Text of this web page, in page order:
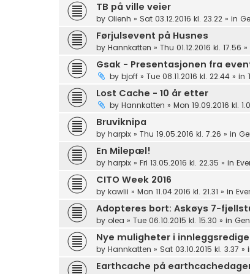
TB på ville veier
by Olienh » Sat 03.12.2016 kl. 23.22 » in
Førjulsevent på Husnes
by Hannkatten » Thu 01.12.2016 kl. 17.56 »
Gsak - Presentasjonen fra
by bjoff » Tue 08.11.2016 kl. 22.44 » in
Lost Cache - 10 år etter
by Hannkatten » Mon 19.09.2016 kl.
Bruviknipa
by harpix » Thu 19.05.2016 kl. 7.26 » in
En Milepæl!
by harpix » Fri 13.05.2016 kl. 22.35 » in
CITO Week 2016
by kawlii » Mon 11.04.2016 kl. 21.31 » in
Adopteres bort: Askøys 7-
by olea » Tue 06.10.2015 kl. 15.30 » in
Nye muligheter i
by Hannkatten » Sat 03.10.2015 kl. 3.37 »
Earthcache på